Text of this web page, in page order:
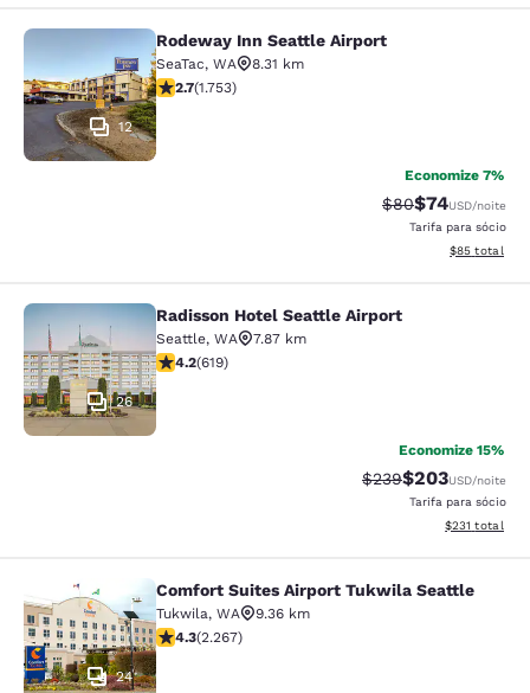
Rodeway Inn Seattle Airport
12
Rodeway Inn Seattle Airport
SeaTac, WA
8.31 km
classificação 2.68 estrelas. Razoável. 1753 avaliações
2.7(1.753)
Economize 7%
Tarifa anterior
$80Tarifa com
$74USD/noite
Tarifa para sócio
Exibir
$85 total
Radisson Hotel Seattle Airport
26
Radisson Hotel Seattle Airport
Seattle, WA
7.87 km
classificação 4.17 estrelas. Muito bom. 619 avaliações
4.2(619)
Economize 15%
Tarifa anterior
$239Tarifa com
$203USD/noite
Tarifa para sócio
Exibir
$231 total
Comfort Suites Airport Tukwila
24
Comfort Suites Airport Tukwila Seattle
Tukwila, WA
9.36 km
classificação 4.3 estrelas. Excelente. 2267 avaliações
4.3(2.267)